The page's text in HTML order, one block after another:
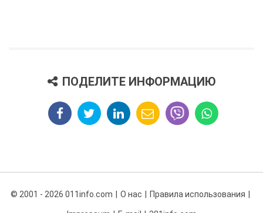
ПОДЕЛИТЕ ИНФОРМАЦИЮ
© 2001 - 2026 011info.com О нас Правила использования